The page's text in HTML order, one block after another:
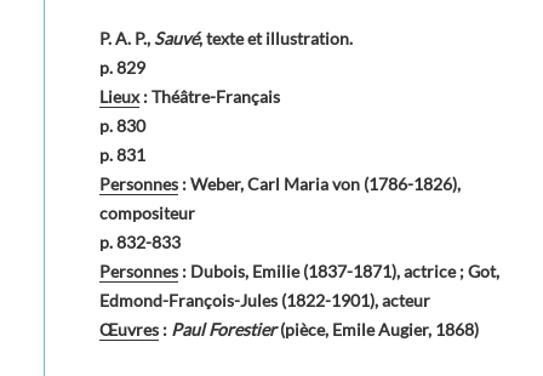
P. A. P.,Sauvé, texte et illustration.
p. 829
Lieux: Théâtre-Français
p. 830
p. 831
Personnes: Weber, Carl Maria von (1786-1826),
compositeur
p. 832-833
Personnes: Dubois, Emilie (1837-1871), actrice ; Got,
Edmond-François-Jules (1822-1901), acteur
Œuvres: Paul Forestier(pièce, Emile Augier, 1868)